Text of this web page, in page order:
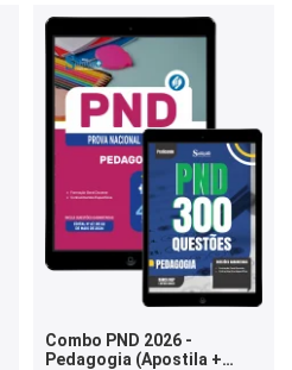
Combo PND 2026 -
Pedagogia (Apostila +